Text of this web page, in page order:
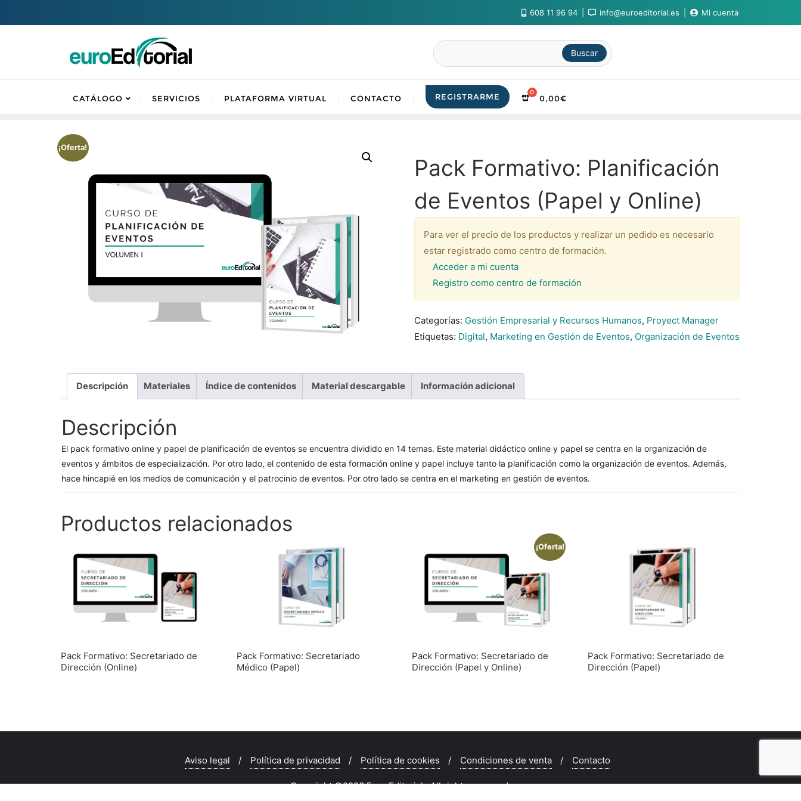
608 11 96 94 info@euroeditorial.es Mi cuenta
Buscar
CATÁLOGO SERVICIOS PLATAFORMA VIRTUAL CONTACTO REGISTRARME 0,00€
¡Oferta!
Pack Formativo: Planificación
de Eventos (Papel y Online)
Para ver el precio de los productos y realizar un pedido es necesario
estar registrado como centro de formación.
Acceder a mi cuenta
Registro como centro de formación
Categorías: Gestión Empresarial y Recursos Humanos, Proyect Manager
Etiquetas: Digital, Marketing en Gestión de Eventos, Organización de Eventos
Descripción Materiales Índice de contenidos Material descargable Información adicional
Descripción
El pack formativo online y papel de planificación de eventos se encuentra dividido en 14 temas. Este material didáctico online y papel se centra en la organización de
eventos y ámbitos de especialización. Por otro lado, el contenido de esta formación online y papel incluye tanto la planificación como la organización de eventos. Además,
hace hincapié en los medios de comunicación y el patrocinio de eventos. Por otro lado se centra en el marketing en gestión de eventos.
Productos relacionados
Pack Formativo: Secretariado de
Dirección (Online)
Pack Formativo: Secretariado
Médico (Papel)
¡Oferta!
Pack Formativo: Secretariado de
Dirección (Papel y Online)
Pack Formativo: Secretariado de
Dirección (Papel)
Aviso legal Política de privacidad Política de cookies Condiciones de venta Contacto
Copyright ©2026 Euro Editorial . All rights reserved.